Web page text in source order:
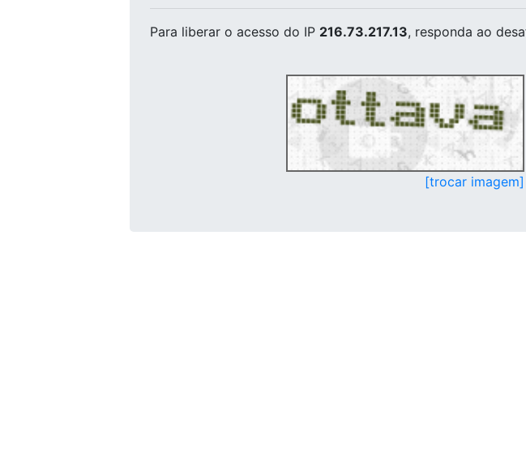
Para liberar o acesso do IP 216.73.217.13, responda ao
[trocar imagem]